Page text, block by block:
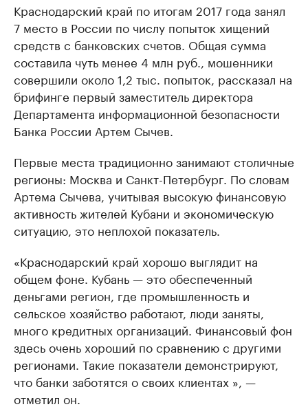
Краснодарский край по итогам 2017 года занял
7 место в России по числу попыток хищений
средств с банковских счетов. Общая сумма
составила чуть менее 4 млн руб., мошенники
совершили около 1,2 тыс. попыток, рассказал на
брифинге первый заместитель директора
Департамента информационной безопасности
Банка России Артем Сычев.
Первые места традиционно занимают столичные
регионы: Москва и Санкт-Петербург. По словам
Артема Сычева, учитывая высокую финансовую
активность жителей Кубани и экономическую
ситуацию, это неплохой показатель.
«Краснодарский край хорошо выглядит на
общем фоне. Кубань — это обеспеченный
деньгами регион, где промышленность и
сельское хозяйство работают, люди заняты,
много кредитных организаций. Финансовый фон
здесь очень хороший по сравнению с другими
регионами. Такие показатели демонстрируют,
что банки заботятся о своих клиентах », —
отметил он.